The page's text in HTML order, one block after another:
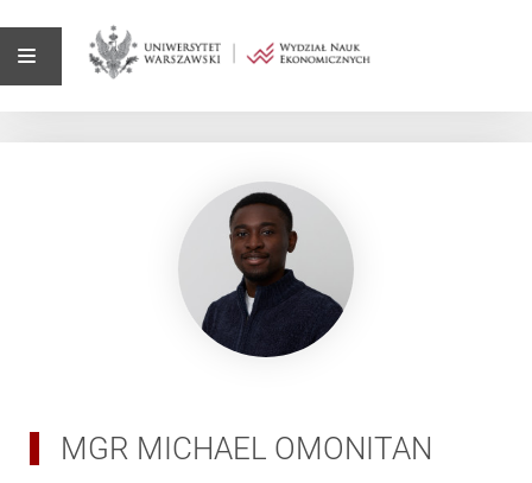
MGR MICHAEL OMONITAN